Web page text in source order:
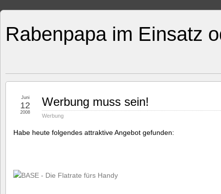
Rabenpapa im Einsatz
Werbung muss sein!
Werbung
Juni
12
2008
Habe heute folgendes attraktive Angebot gefunden: